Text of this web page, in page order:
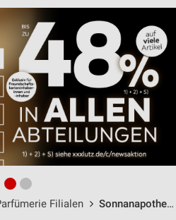
Filialen Sonnanapotheke Bad Kötzting / Marktstrasse 11 - Öffnungszeiten & Adresse